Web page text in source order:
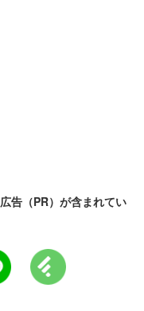
告（PR）が含まれてい